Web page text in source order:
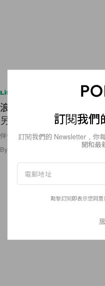
Lifestyle
浪漫極致：情侶交換禮
另類選擇！
伴侶沒有物質需要的話，不如試
By 2022年11月15日
訂閱我們
訂閱我們的 Newsletter，你
聞和最
點擊訂閱即表示您同